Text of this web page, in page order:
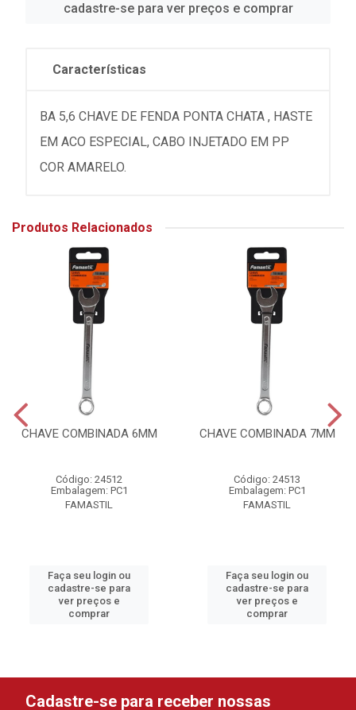
cadastre-se para ver preços e comprar
Características
BA 5,6 CHAVE DE FENDA PONTA CHATA , HASTE
EM ACO ESPECIAL, CABO INJETADO EM PP
COR AMARELO.
Produtos Relacionados
CHAVE COMBINADA 6MM
Código: 24512
Embalagem: PC1
FAMASTIL
Faça seu login ou
cadastre-se para
ver preços e
comprar
CHAVE COMBINADA 7MM
Código: 24513
Embalagem: PC1
FAMASTIL
Faça seu login ou
cadastre-se para
ver preços e
comprar
Cadastre-se para receber nossas